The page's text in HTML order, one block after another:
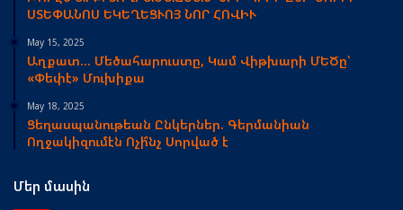
ՍՏԵՓԱՆՈՍ ԵԿԵՂԵՑՒՈՅ ՆՈՐ ՀՈՎԻՒ
May 15, 2025
Աղքատ… Մեծահարուստը, Կամ Վիթխարի ՄԵԾը՝
«Փեփէ» Մուխիքա
May 18, 2025
Ցեղասպանութեան Ընկերներ. Գերմանիան
Ողջակիզումէն Ոչի՞նչ Սորված է
Մեր մասին